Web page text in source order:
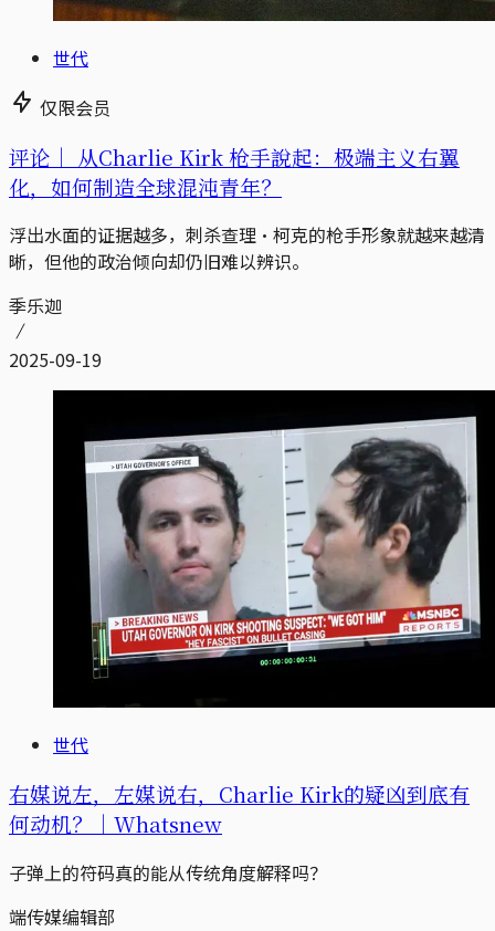
世代
仅限会员
评论｜ 从Charlie Kirk 枪手說起：极端主义右翼
化，如何制造全球混沌青年？
浮出水面的证据越多，刺杀查理·柯克的枪手形象就越来越清
晰，但他的政治倾向却仍旧难以辨识。
季乐迦
2025-09-19
世代
右媒说左，左媒说右，Charlie Kirk的疑凶到底有
何动机？｜Whatsnew
子弹上的符码真的能从传统角度解释吗？
端传媒编辑部